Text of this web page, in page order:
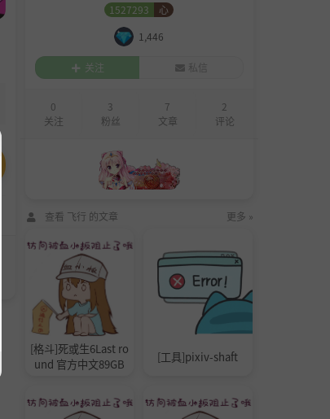
1527293
心
1,446
关注 私信
0
关注
3
粉丝
7
文章
2
评论
查看 飞行 的文章 更多 »
[格斗]死或生6Last ro
und 官方中文89GB
[工具]pixiv-shaft